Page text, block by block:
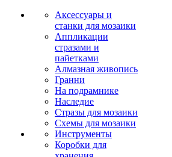
Аксессуары и
станки для мозаики
Аппликации
стразами и
пайетками
Алмазная живопись
Гранни
На подрамнике
Наследие
Стразы для мозаики
Схемы для мозаики
Инструменты
Коробки для